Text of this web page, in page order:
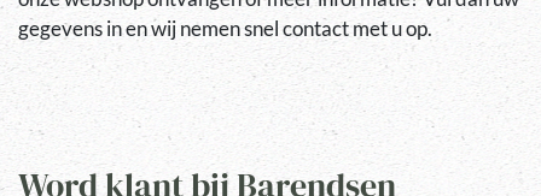
gegevens in en wij nemen snel contact met u op.
Word klant bij Barendsen